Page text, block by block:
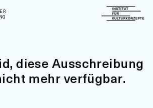
diese Ausschreibung
mehr verfügbar.